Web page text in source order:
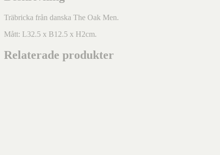
Träbricka från danska The Oak Men.
Mått: L32.5 x B12.5 x H2cm.
Relaterade produkter